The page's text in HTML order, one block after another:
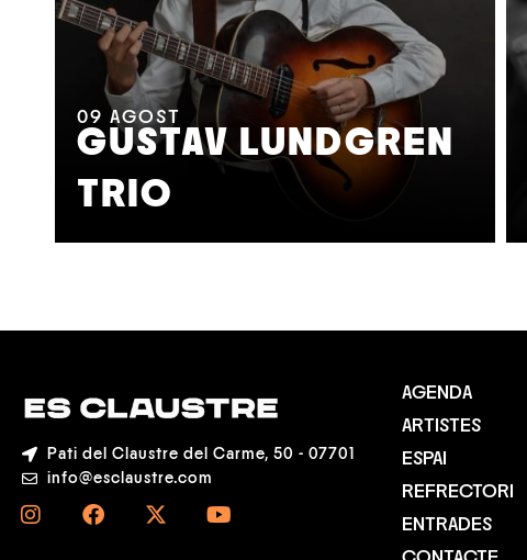
09 AGOST
GUSTAV LUNDGREN
TRIO
Pati del Claustre del Carme, 50 - 07701
info@esclaustre.com
AGENDA
ARTISTES
ESPAI
REFRECTORI
ENTRADES